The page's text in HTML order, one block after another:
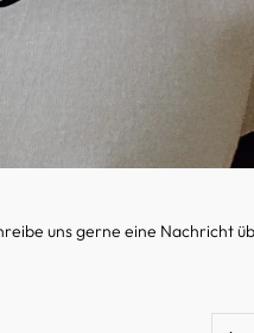
uns gerne eine Nachricht